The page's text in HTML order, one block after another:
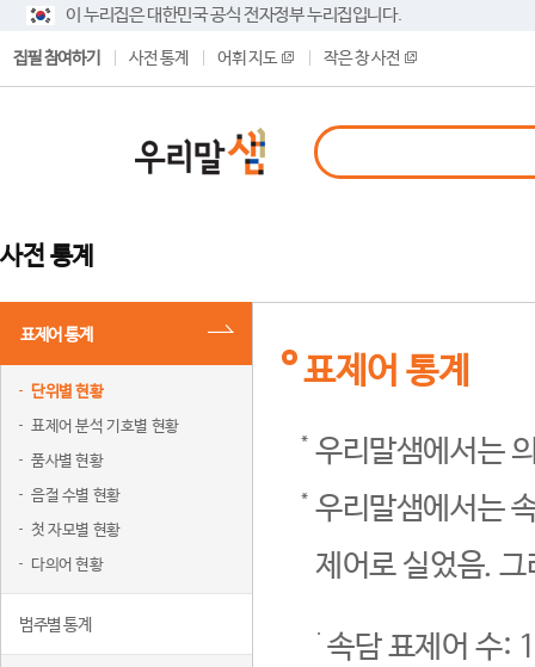
이 누리집은 대한민국 공식 전자정부 누리집입니다.
집필 참여하기 사전 통계 어휘 지도 작은 창 사전
사전 통계
표제어 통계
단위별 현황
표제어 분석 기호별 현황
품사별 현황
음절 수별 현황
첫 자모별 현황
다의어 현황
범주별 통계
표제어 통계
우리말샘에서는
우리말샘에서는
제어로 실었음.
속담 표제어 수: